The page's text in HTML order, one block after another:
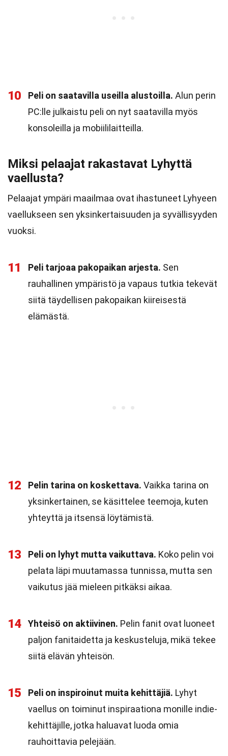
10 Peli on saatavilla useilla alustoilla. Alun perin
PC:lle julkaistu peli on nyt saatavilla myös
konsoleilla ja mobiililaitteilla.
Miksi pelaajat rakastavat Lyhyttä
vaellusta?
Pelaajat ympäri maailmaa ovat ihastuneet Lyhyeen
vaellukseen sen yksinkertaisuuden ja syvällisyyden
vuoksi.
11 Peli tarjoaa pakopaikan arjesta. Sen
rauhallinen ympäristö ja vapaus tutkia tekevät
siitä täydellisen pakopaikan kiireisestä
elämästä.
12 Pelin tarina on koskettava. Vaikka tarina on
yksinkertainen, se käsittelee teemoja, kuten
yhteyttä ja itsensä löytämistä.
13 Peli on lyhyt mutta vaikuttava. Koko pelin voi
pelata läpi muutamassa tunnissa, mutta sen
vaikutus jää mieleen pitkäksi aikaa.
14 Yhteisö on aktiivinen. Pelin fanit ovat luoneet
paljon fanitaidetta ja keskusteluja, mikä tekee
siitä elävän yhteisön.
15 Peli on inspiroinut muita kehittäjiä. Lyhyt
vaellus on toiminut inspiraationa monille indie-
kehittäjille, jotka haluavat luoda omia
rauhoittavia pelejään.